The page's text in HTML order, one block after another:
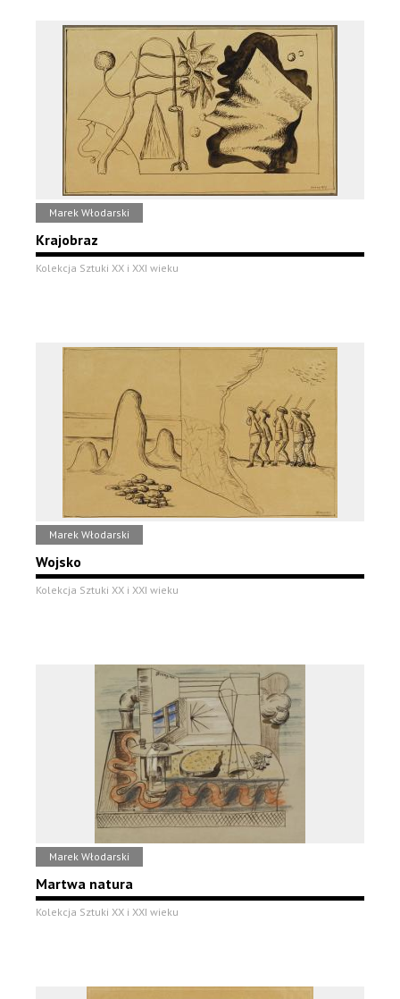
Marek Włodarski
Krajobraz
Kolekcja Sztuki XX i XXI wieku
Marek Włodarski
Wojsko
Kolekcja Sztuki XX i XXI wieku
Marek Włodarski
Martwa natura
Kolekcja Sztuki XX i XXI wieku